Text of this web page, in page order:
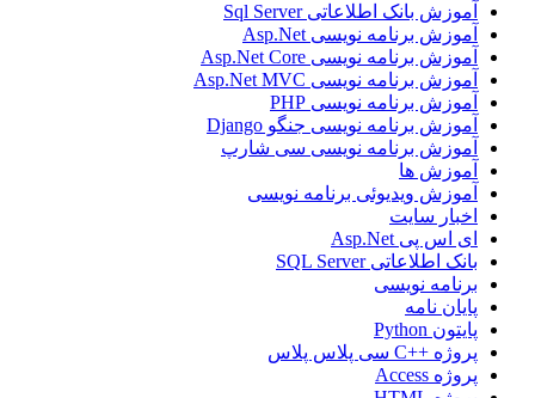
آموزش بانک اطلاعاتی Sql Server
آموزش برنامه نویسی Asp.Net
آموزش برنامه نویسی Asp.Net Core
آموزش برنامه نویسی Asp.Net MVC
آموزش برنامه نویسی PHP
آموزش برنامه نویسی جنگو Django
آموزش برنامه نویسی سی شارپ
آموزش ها
آموزش ویدیوئی برنامه نویسی
اخبار سایت
ای اس پی Asp.Net
بانک اطلاعاتی SQL Server
برنامه نویسی
پایان نامه
پایتون Python
پروژه ++C سی پلاس پلاس
پروژه Access